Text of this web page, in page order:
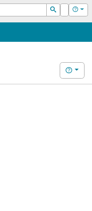
Suchen
Login Hilfe
Hilfe